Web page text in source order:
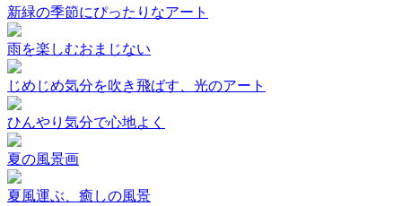
新緑の季節にぴったりなアート
雨を楽しむおまじない
じめじめ気分を吹き飛ばす、光のアート
ひんやり気分で心地よく
夏の風景画
夏風運ぶ、癒しの風景